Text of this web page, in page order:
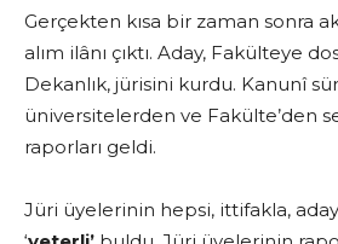
Gerçekten kısa bir zaman sonra
alım ilânı çıktı. Aday, Fakülteye
Dekanlık, jürisini kurdu. Kanunî
üniversitelerden ve Fakülte’den
raporları geldi.
Jüri üyelerinin hepsi, ittifakla,